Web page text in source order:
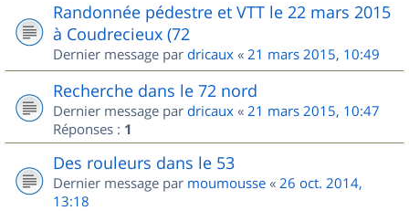
Randonnée pédestre et VTT le 22 mars 2015
à Coudrecieux (72
Dernier message par dricaux « 21 mars 2015, 10:49
Recherche dans le 72 nord
Dernier message par dricaux « 21 mars 2015, 10:47
Réponses : 1
Des rouleurs dans le 53
Dernier message par moumousse « 26 oct. 2014,
13:18